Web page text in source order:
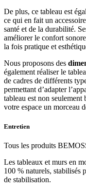
De plus, ce tableau est
ce qui en fait un
santé et de la durabilité.
améliorer le confort
la fois pratique et
Nous proposons des
également réaliser le
de cadres de différents
permettant d’adapter
tableau est non seulement
votre espace un morceau
Entretien
Tous les produits
Les tableaux et murs en
100 % naturels, stabilisés
de stabilisation.